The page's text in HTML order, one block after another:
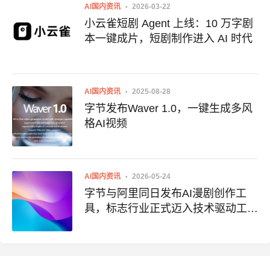
AI国内资讯 2026-03-22
小云雀短剧 Agent 上线：10 万字剧
本一键成片，短剧制作进入 AI 时代
AI国内资讯 2025-08-28
字节发布Waver 1.0，一键生成多风
格AI视频
AI国内资讯 2026-05-24
字节与阿里同日发布AI漫剧创作工
具，标志行业正式迈入技术驱动工业